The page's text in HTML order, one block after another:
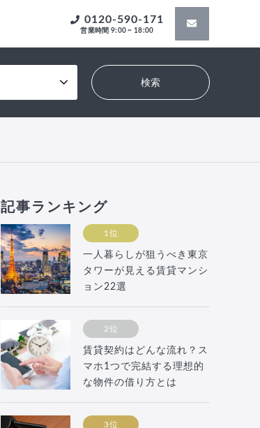
0120-590-171
営業時間 9:00 ~ 18:00
記事ランキング
1位
一人暮らしが狙うべき東京
タワーが見える賃貸マンシ
ョン22選
2位
賃貸契約はどんな流れ？ス
マホ1つで完結する理想的
な物件の借り方とは
3位